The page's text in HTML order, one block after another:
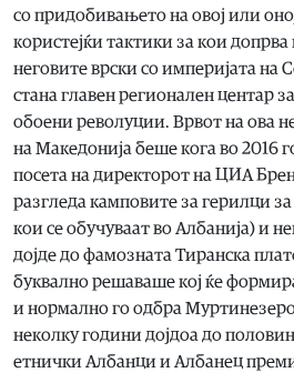
со придобивањето на овој или
користејќи тактики за кои
неговите врски со империјата на
стана главен регионален центар
обоени револуции. Врвот на ова
на Македонија беше кога во 2016
посета на директорот на ЦИА
разгледа камповите за герилци
кои се обучуваат во Албанија) и
дојде до фамозната Тиранска
буквално решаваше кој ќе
и нормално го одбра
неколку години дојдоа до
етнички Албанци и Албанец